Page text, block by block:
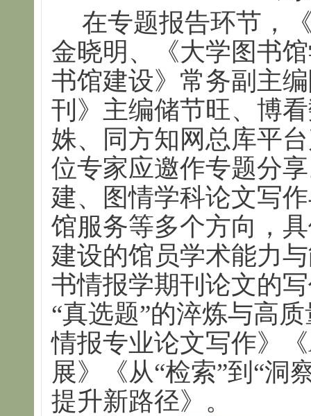
在专题报告环节，
金晓明、《大学图书
书馆建设》常务副主
刊》主编储节旺、博
姝、同方知网总库平
位专家应邀作专题分
建、图情学科论文写
馆服务等多个方向，
建设的馆员学术能力
书情报学期刊论文的
“真选题”的淬炼与高
情报专业论文写作》
展》《从“检索”到“
提升新路径》。